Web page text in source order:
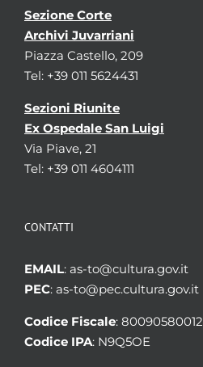
Sezione Corte
Archivi Juvarriani
Piazza Castello, 209
Tel: +39 011 5624431
Sezioni Riunite
Ex Ospedale San Luigi
Via Piave, 21
Tel: +39 011 4604111
CONTATTI
EMAIL: as-to@cultura.gov.it
PEC: as-to@pec.cultura.gov.it
Codice Fiscale: 80090580012
Codice IPA: N9Q5OE